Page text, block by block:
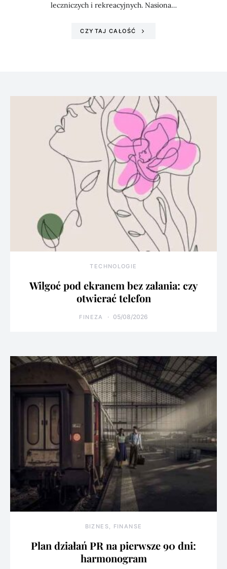
leczniczych i rekreacyjnych. Nasiona…
CZYTAJ CAŁOŚĆ
TECHNOLOGIE
Wilgoć pod ekranem bez zalania: czy
otwierać telefon
FINEZA 05/08/2026
BIZNES, FINANSE
Plan działań PR na pierwsze 90 dni:
harmonogram